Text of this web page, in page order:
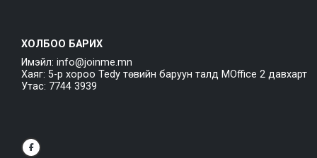
ХОЛБОО БАРИХ
Имэйл: info@joinme.mn
Хаяг: 5-р хороо Tedy төвийн баруун талд MOffice 2 давхарт
Утас: 7744 3939